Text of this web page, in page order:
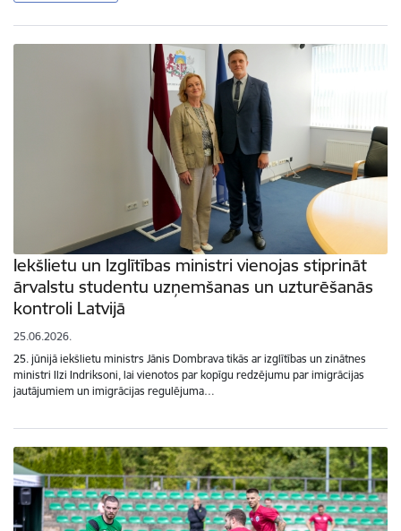
Iekšlietu un Izglītības ministri vienojas stiprināt
ārvalstu studentu uzņemšanas un uzturēšanās
kontroli Latvijā
25.06.2026.
25. jūnijā iekšlietu ministrs Jānis Dombrava tikās ar izglītības un zinātnes
ministri Ilzi Indriksoni, lai vienotos par kopīgu redzējumu par imigrācijas
jautājumiem un imigrācijas regulējuma…